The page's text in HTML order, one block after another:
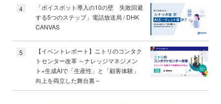
4
「ボイスボット導入の10の壁 失敗回避
する5つのステップ」電話放送局 / DHK
CANVAS
5
【イベントレポート】ニトリのコンタク
トセンター改革 ～ナレッジマネジメン
ト×生成AIで「生産性」と「顧客体験」
向上を両立した舞台裏～